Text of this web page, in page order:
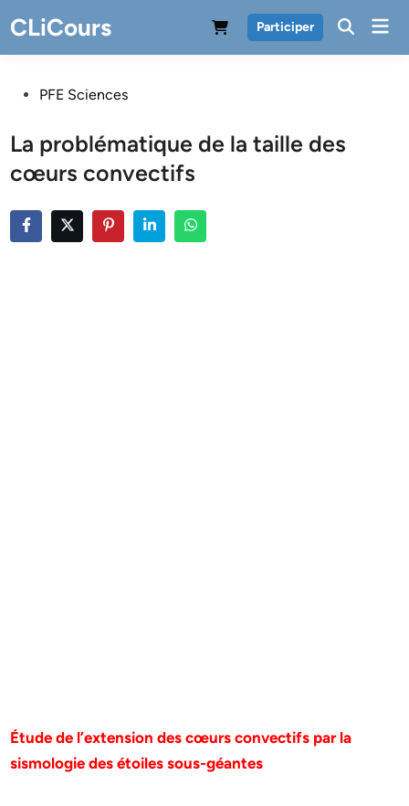
to
content
CLiCours Participer
PostedPFE Sciences
La problématique de la taille des
cœurs convectifs
Étude de l’extension des cœurs convectifs par la
sismologie des étoiles sous-géantes